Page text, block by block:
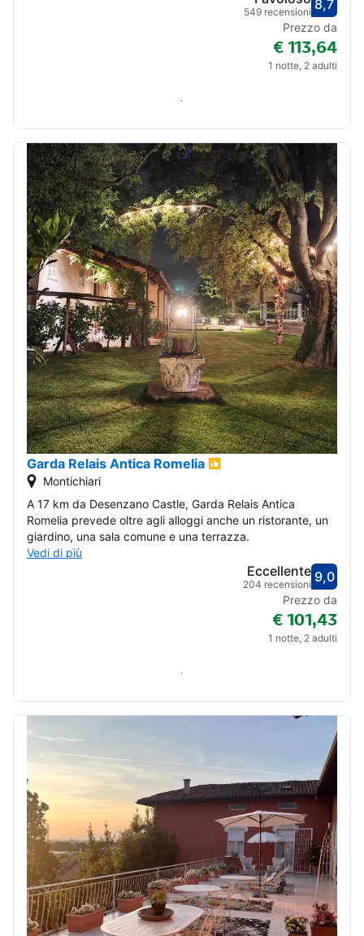
8,7
549 recensioni
Prezzo da
€ 113,64
1 notte, 2 adulti
Verifica disponibilità
Garda Relais Antica Romelia
Montichiari
A 17 km da Desenzano Castle, Garda Relais Antica
Romelia prevede oltre agli alloggi anche un ristorante, un
giardino, una sala comune e una terrazza.
Vedi di più
9,0
Eccellente
204 recensioni
Prezzo da
€ 101,43
1 notte, 2 adulti
Verifica disponibilità